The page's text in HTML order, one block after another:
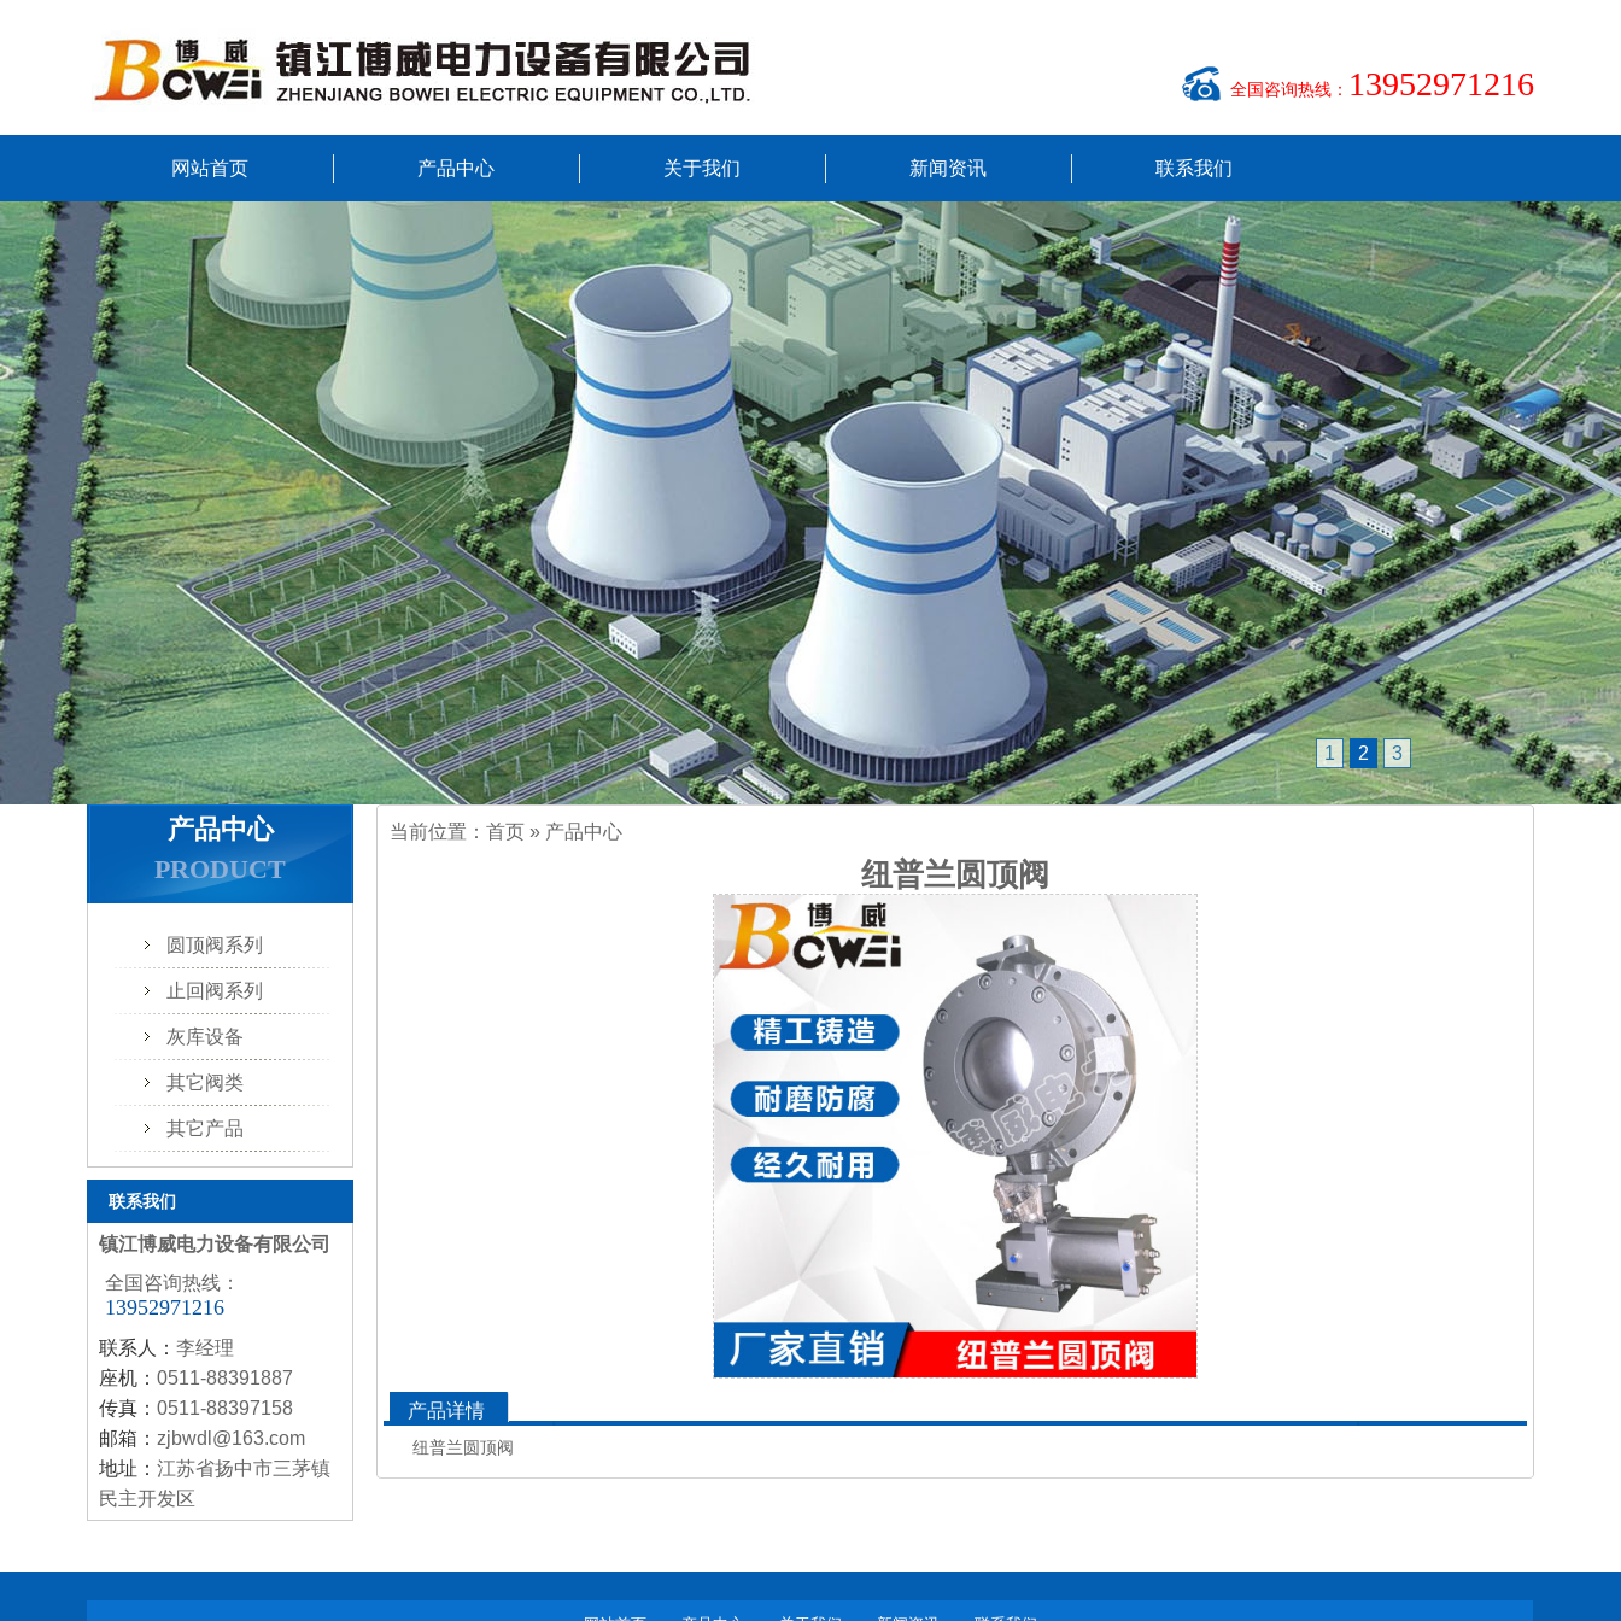
全国咨询热线： 13952971216
网站首页 产品中心 关于我们 新闻资讯 联系我们
1 2 3
当前位置： 首页 » 产品中心
纽普兰圆顶阀
产品详情
纽普兰圆顶阀
产品中心
PRODUCT
圆顶阀系列
止回阀系列
灰库设备
其它阀类
其它产品
联系我们
镇江博威电力设备有限公司
全国咨询热线：
13952971216
联系人： 李经理
座机： 0511-88391887
传真： 0511-88397158
邮箱： zjbwdl@163.com
地址： 江苏省扬中市三茅镇
民主开发区